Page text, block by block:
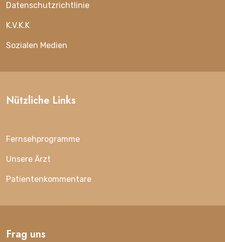
Datenschutzrichtlinie
K.V.K.K
Sozialen Medien
Nützliche Links
Fernsehprogramme
Unsere Ärzt
Patientenkommentare
Frag uns